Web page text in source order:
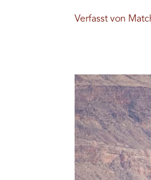
Verfasst von